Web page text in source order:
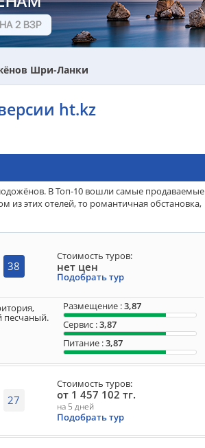
Шри-Ланки
ht.kz
В Топ-10 вошли самые продаваемые
этих отелей, то романтичная обстановка,
38
Стоимость туров:
нет цен
Подобрать тур
песчаный.
Размещение :3,87
Сервис :3,87
Питание :3,87
27
Стоимость туров:
от 1 457 102 тг.
на 5 дней
Подобрать тур